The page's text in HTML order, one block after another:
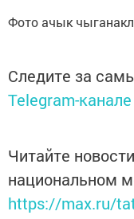
Фото ачык
Следите за
Telegram-канале
Читайте
национальном
https://max.ru/